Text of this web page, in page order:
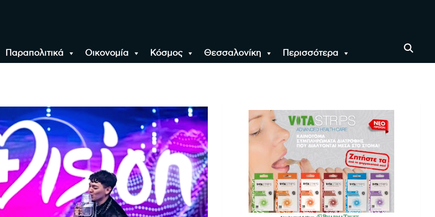
Παραπολιτικά Οικονομία Κόσμος Θεσσαλονίκη Περισσότερα